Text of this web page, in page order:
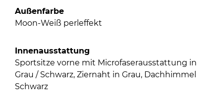
Außenfarbe
Moon-Weiß perleffekt
Innenausstattung
Sportsitze vorne mit Microfaserausstattung in
Grau / Schwarz, Ziernaht in Grau, Dachhimmel
Schwarz